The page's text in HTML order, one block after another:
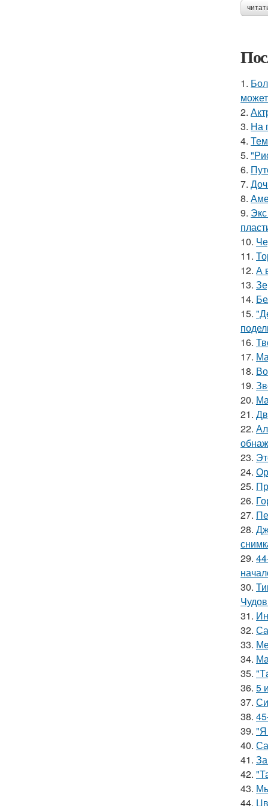
1.
2.
3. На
4.
5.
6.
7.
8.
9.
10.
11.
12. А
13.
14.
15.
16.
17.
18.
19.
20.
21.
22.
23.
24.
25.
26.
27.
28.
29.
30.
31.
32.
33.
34.
35.
36. 5
37.
38.
39. "Я
40.
41.
42.
43.
44.